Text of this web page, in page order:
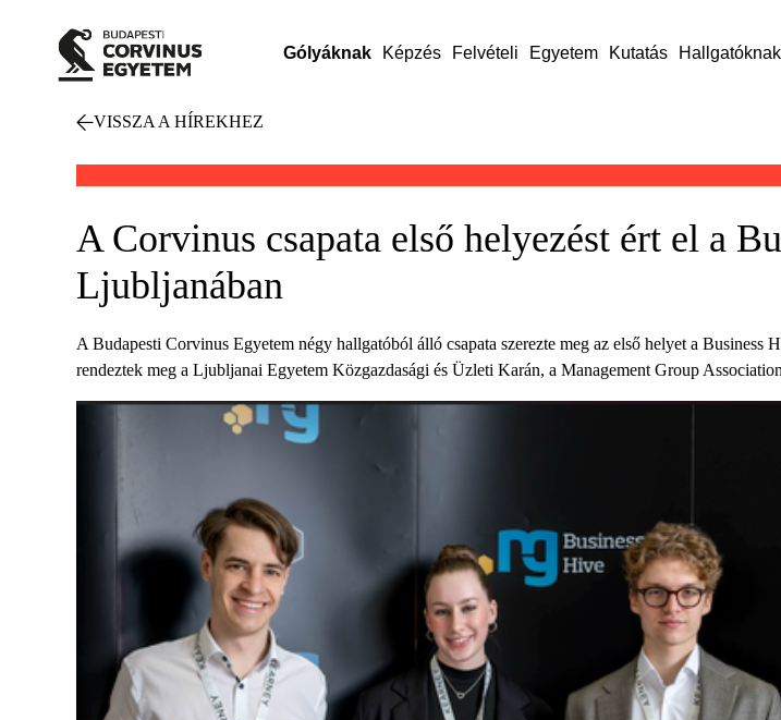
Gólyáknak Képzés Felvételi Egyetem Kutatás Hallgatóknak
VISSZA A HÍREKHEZ
A Corvinus csapata első helyezést ért el a
Ljubljanában
A Budapesti Corvinus Egyetem négy hallgatóból álló csapata szerezte meg az első helyet a
rendeztek meg a Ljubljanai Egyetem Közgazdasági és Üzleti Karán, a Management Group